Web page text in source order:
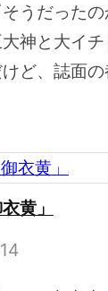
うだったの
神と大イ
ど、誌面
黄」